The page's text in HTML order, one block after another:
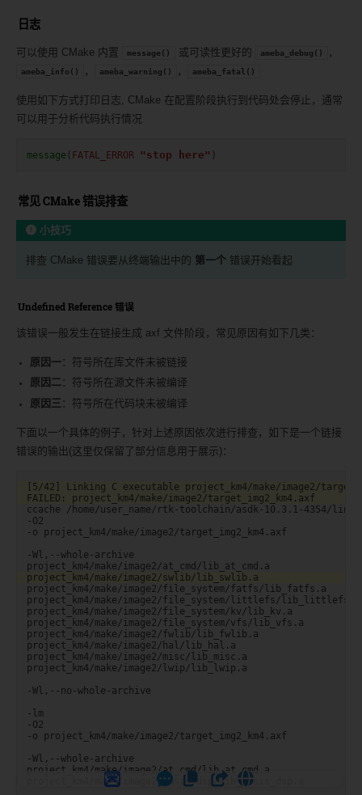
日志
可以使用 CMake 内置 message() 或可读性更好的 ameba_debug() ，
ameba_info() ， ameba_warning() ， ameba_fatal()
使用如下方式打印日志, CMake 在配置阶段执行到代码处会停止，通常
可以用于分析代码执行情况
message FATAL_ERROR "stop here" )
常见 CMake 错误排查
小技巧
排查 CMake 错误要从终端输出中的 第一个 错误开始看起
Undefined Reference 错误
该错误一般发生在链接生成 axf 文件阶段，常见原因有如下几类：
原因一 ：符号所在库文件未被链接
原因二 ：符号所在源文件未被编译
原因三 ：符号所在代码块未被编译
下面以一个具体的例子，针对上述原因依次进行排查，如下是一个链接
错误的输出(这里仅保留了部分信息用于展示)：
ccache /home/user_name/rtk-toolchain/asdk-10.3.1-4354/
-O2
-o project_km4/make/image2/target_img2_km4.axf
-Wl,--whole-archive
project_km4/make/image2/file_system/fatfs/lib_fatfs.a
project_km4/make/image2/file_system/littlefs/lib_littlefs.a
project_km4/make/image2/file_system/kv/lib_kv.a
project_km4/make/image2/file_system/vfs/lib_vfs.a
project_km4/make/image2/fwlib/lib_fwlib.a
project_km4/make/image2/hal/lib_hal.a
project_km4/make/image2/misc/lib_misc.a
project_km4/make/image2/lwip/lib_lwip.a
-Wl,--no-whole-archive
-lm
-O2
-o project_km4/make/image2/target_img2_km4.axf
-Wl,--whole-archive
project_km4/make/image2/at_cmd/lib_at_cmd.a
project_km4/make/image2/cmsis-dsp/lib_cmsis_dsp.a